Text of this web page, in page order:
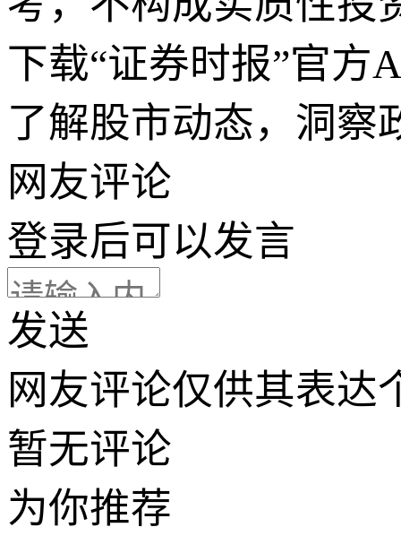
下载“证券时报”官方
了解股市动态，洞察
网友评论
登录后可以发言
发送
网友评论仅供其表达
暂无评论
为你推荐